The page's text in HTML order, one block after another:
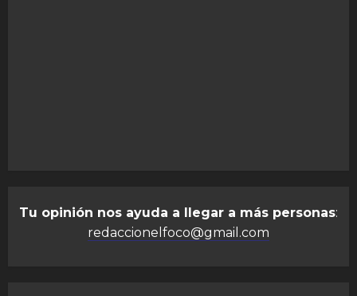
Tu opinión nos ayuda a llegar a más personas:
redaccionelfoco@gmail.com